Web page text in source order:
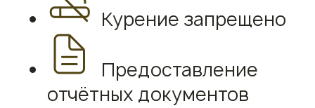
Курение запрещено
Предоставление
отчётных документов